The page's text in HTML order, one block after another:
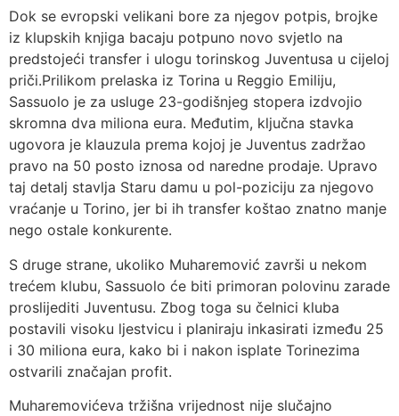
Dok se evropski velikani bore za njegov potpis, brojke
iz klupskih knjiga bacaju potpuno novo svjetlo na
predstojeći transfer i ulogu torinskog Juventusa u cijeloj
priči.Prilikom prelaska iz Torina u Reggio Emiliju,
Sassuolo je za usluge 23-godišnjeg stopera izdvojio
skromna dva miliona eura. Međutim, ključna stavka
ugovora je klauzula prema kojoj je Juventus zadržao
pravo na 50 posto iznosa od naredne prodaje. Upravo
taj detalj stavlja Staru damu u pol-poziciju za njegovo
vraćanje u Torino, jer bi ih transfer koštao znatno manje
nego ostale konkurente.
S druge strane, ukoliko Muharemović završi u nekom
trećem klubu, Sassuolo će biti primoran polovinu zarade
proslijediti Juventusu. Zbog toga su čelnici kluba
postavili visoku ljestvicu i planiraju inkasirati između 25
i 30 miliona eura, kako bi i nakon isplate Torinezima
ostvarili značajan profit.
Muharemovićeva tržišna vrijednost nije slučajno